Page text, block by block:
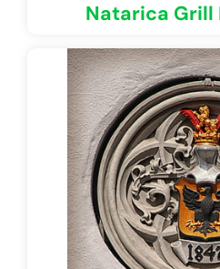
Natarica Grill